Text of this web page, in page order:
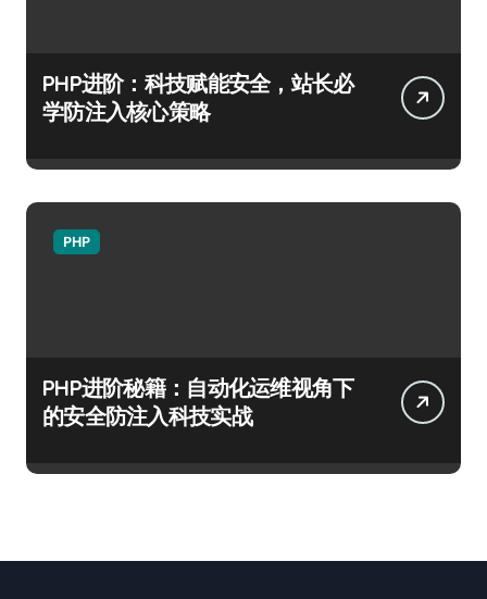
PHP进阶：科技赋能安全，站长必
学防注入核心策略
PHP
PHP进阶秘籍：自动化运维视角下
的安全防注入科技实战